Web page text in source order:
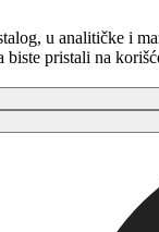
u analitičke i
pristali na